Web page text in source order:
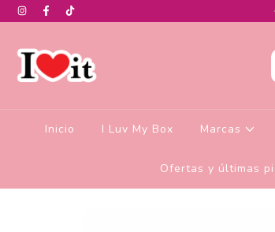
de descuento en la colección de Glamlite
Inicio I Luv My Box Marcas
Ofertas y últimas